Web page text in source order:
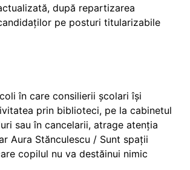
după repartizarea
pe posturi titularizabile
în care consilierii școlari își
prin biblioteci, pe la cabinetul
sau în cancelarii, atrage atenția
Aura Stănculescu / Sunt spații
copilul nu va destăinui nimic